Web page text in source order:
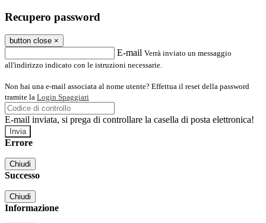
Recupero password
button close ×
E-mail Verrà inviato un messaggio
all'indirizzo indicato con le istruzioni necessarie.
Non hai una e-mail associata al nome utente? Effettua il reset della password
tramite la Login Spaggiari
E-mail inviata, si prega di controllare la casella di posta elettronica!
Errore
Chiudi
Successo
Chiudi
Informazione